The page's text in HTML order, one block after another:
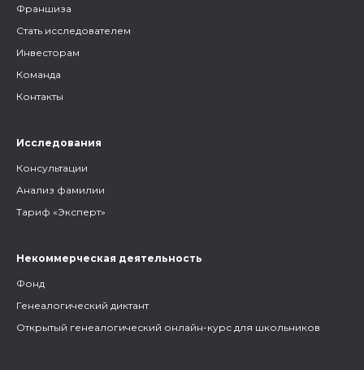
Франшиза
Стать исследователем
Инвесторам
Команда
Контакты
Исследования
Консультации
Анализ фамилии
Тариф «Эксперт»
Некоммерческая деятельность
Фонд
Генеалогический диктант
Открытый генеалогический онлайн-курс для школьников